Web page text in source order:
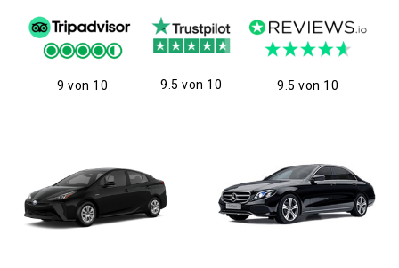
9 von 10 9.5 von 10 9.5 von 10